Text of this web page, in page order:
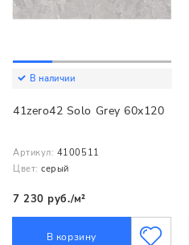
В наличии
41zero42 Solo Grey 60x120
Артикул: 4100511
Цвет: серый
7 230 руб./м²
В корзину